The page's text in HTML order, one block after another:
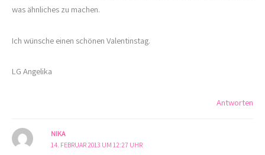
was ähnliches zu machen.
Ich wünsche einen schönen Valentinstag.
LG Angelika
Antworten
NIKA
14. FEBRUAR 2013 UM 12:27 UHR